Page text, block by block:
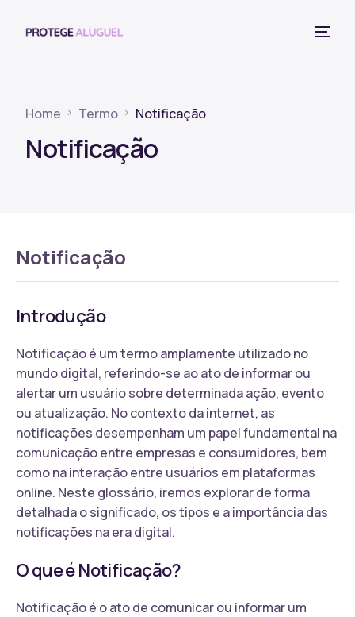
Home Termo Notificação
Notificação
Notificação
Introdução
Notificação é um termo amplamente utilizado no
mundo digital, referindo-se ao ato de informar ou
alertar um usuário sobre determinada ação, evento
ou atualização. No contexto da internet, as
notificações desempenham um papel fundamental na
comunicação entre empresas e consumidores, bem
como na interação entre usuários em plataformas
online. Neste glossário, iremos explorar de forma
detalhada o significado, os tipos e a importância das
notificações na era digital.
O que é Notificação?
Notificação é o ato de comunicar ou informar um